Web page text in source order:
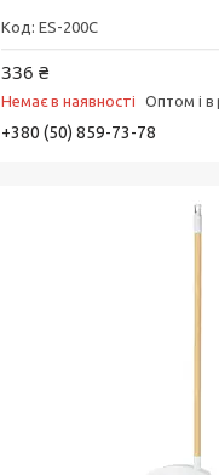
ES-200C
336 ₴
Немає в наявності Оптом і в
+380 (50) 859-73-78